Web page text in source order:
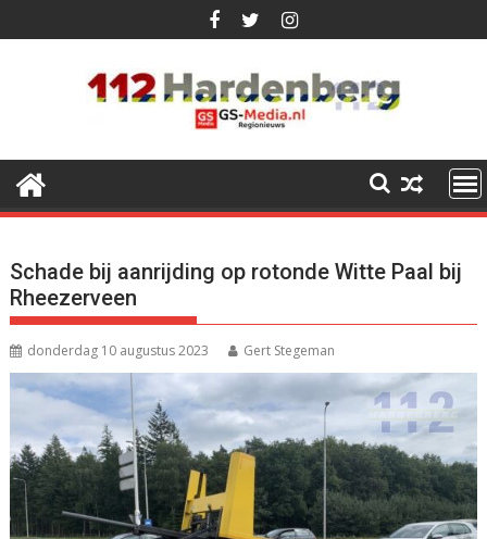
naar
Schade bij aanrijding op rotonde Witte Paal bij
Rheezerveen
donderdag 10 augustus 2023 Gert Stegeman